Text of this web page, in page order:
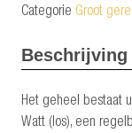
Categorie Groot
Beschrijving
Het geheel bestaat
Watt (los), een